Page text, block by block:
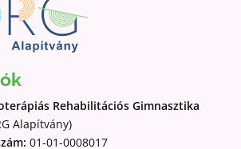
Rehabilitációs Gimnasztika
Alapítvány)
01-01-0008017